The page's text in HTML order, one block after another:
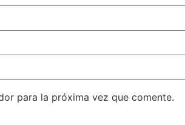
para la próxima vez que comente.